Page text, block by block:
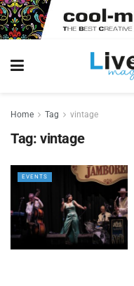
Home Tag vintage
Tag: vintage
EVENTS